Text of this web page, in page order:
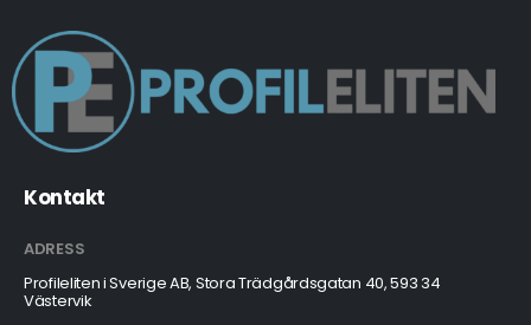
Kontakt
ADRESS
Profileliten i Sverige AB, Stora Trädgårdsgatan 40, 593 34
Västervik